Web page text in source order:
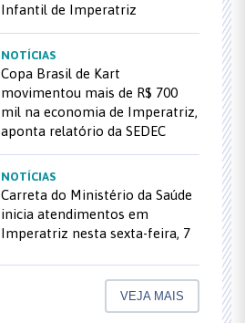
Infantil de Imperatriz
NOTÍCIAS
Copa Brasil de Kart
movimentou mais de R$ 700
mil na economia de Imperatriz,
aponta relatório da SEDEC
NOTÍCIAS
Carreta do Ministério da Saúde
inicia atendimentos em
Imperatriz nesta sexta-feira, 7
VEJA MAIS